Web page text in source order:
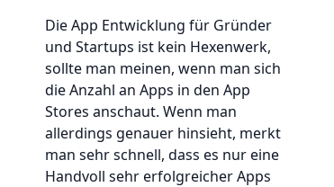
Die App Entwicklung für Gründer
und Startups ist kein Hexenwerk,
sollte man meinen, wenn man sich
die Anzahl an Apps in den App
Stores anschaut. Wenn man
allerdings genauer hinsieht, merkt
man sehr schnell, dass es nur eine
Handvoll sehr erfolgreicher Apps